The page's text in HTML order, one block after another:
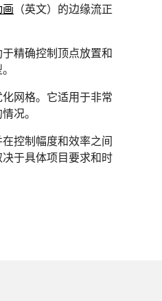
（英文）的边缘流正
精确控制顶点放置和
网格。它适用于非常
况。
控制幅度和效率之间
于具体项目要求和时